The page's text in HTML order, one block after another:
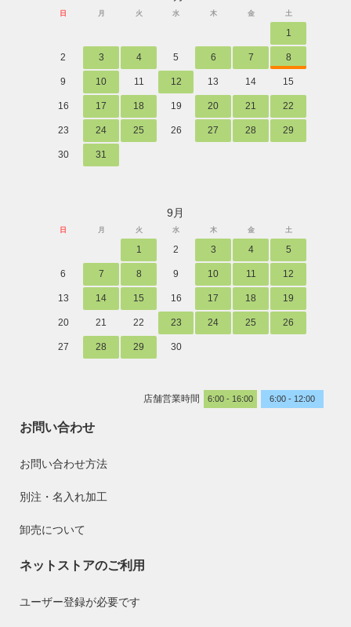
日 月 火 水 木 金 土
1
2 3 4 5 6 7 8
9 10 11 12 13 14 15
16 17 18 19 20 21 22
23 24 25 26 27 28 29
30 31
9月
日 月 火 水 木 金 土
1 2 3 4 5
6 7 8 9 10 11 12
13 14 15 16 17 18 19
20 21 22 23 24 25 26
27 28 29 30
店舗営業時間 6:00 - 16:00 6:00 - 12:00
お問い合わせ
お問い合わせ方法
別注・名入れ加工
卸売について
ネットストアのご利用
ユーザー登録が必要です